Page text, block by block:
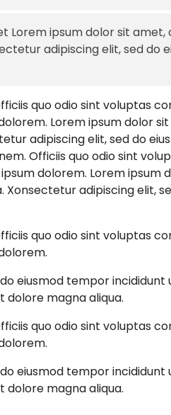
Lorem ipsum dolor sit
adipiscing elit, sed
quo odio sint voluptas
Lorem ipsum dolor
adipiscing elit, sed do
Officiis quo odio sint
dolorem. Lorem
adipiscing elit,
quo odio sint voluptas
eiusmod tempor
dolore magna aliqua.
quo odio sint voluptas
eiusmod tempor
dolore magna aliqua.